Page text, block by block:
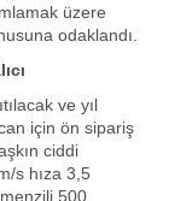
üzere
odaklandı.
ve yıl
için ön sipariş
ciddi
s hıza 3,5
500